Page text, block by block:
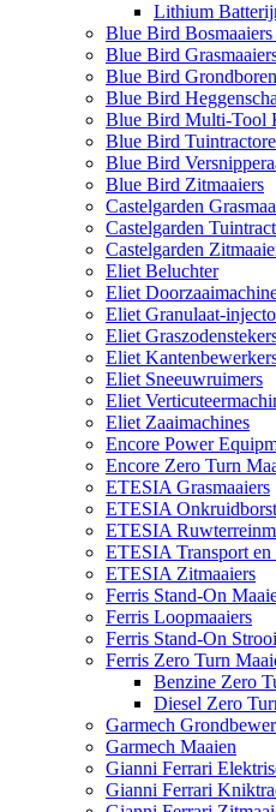
Lithium
Blue Bird
Blue Bird
Blue Bird Grondboren
Blue Bird
Blue Bird Multi-Tool
Blue Bird
Blue Bird
Blue Bird Zitmaaiers
Castelgarden
Castelgarden
Castelgarden
Eliet Beluchter
Eliet
Eliet Granulaat-
Eliet
Eliet
Eliet Sneeuwruimers
Eliet
Eliet Zaaimachines
Encore Power
Encore Zero Turn
ETESIA Grasmaaiers
ETESIA
ETESIA
ETESIA Transport en
ETESIA Zitmaaiers
Ferris Stand-On
Ferris Loopmaaiers
Ferris Stand-On
Ferris Zero Turn
Benzine Zero
Diesel Zero
Garmech
Garmech Maaien
Gianni Ferrari
Gianni Ferrari